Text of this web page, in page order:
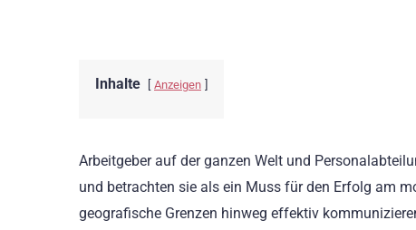
Inhalte Anzeigen
Arbeitgeber auf der ganzen Welt und
und betrachten sie als ein Muss für den Erfolg am
geografische Grenzen hinweg effektiv